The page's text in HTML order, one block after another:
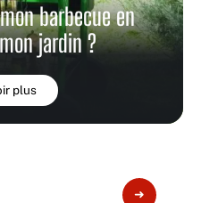
barbecue en
jardin ?
plus